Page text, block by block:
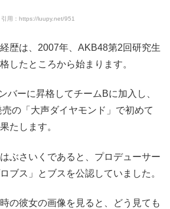
引用：https://luupy.net/951
歴は、2007年、AKB48第2回研究生
したところから始まります。
バーに昇格してチームBに加入し、
の「大声ダイヤモンド」で初めて
たします。
ぶさいくであると、プロデューサー
ブス」とブスを公認していました。
の彼女の画像を見ると、どう見ても